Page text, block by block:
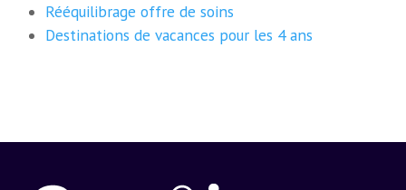
Rééquilibrage offre de soins
Destinations de vacances pour les 4 ans